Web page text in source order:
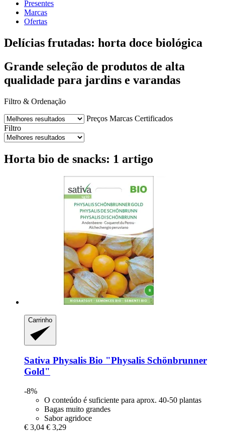
Presentes
Marcas
Ofertas
Delícias frutadas: horta doce biológica
Grande seleção de produtos de alta
qualidade para jardins e varandas
Filtro & Ordenação
Preços Marcas Certificados
Filtro
Horta bio de snacks: 1 artigo
Carrinho
Sativa Physalis Bio "Physalis Schönbrunner
Gold"
-8%
O conteúdo é suficiente para aprox. 40-50 plantas
Bagas muito grandes
Sabor agridoce
€ 3,04 € 3,29